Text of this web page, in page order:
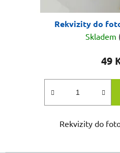
Rekvizity do
Skladem
49
Rekvizity do